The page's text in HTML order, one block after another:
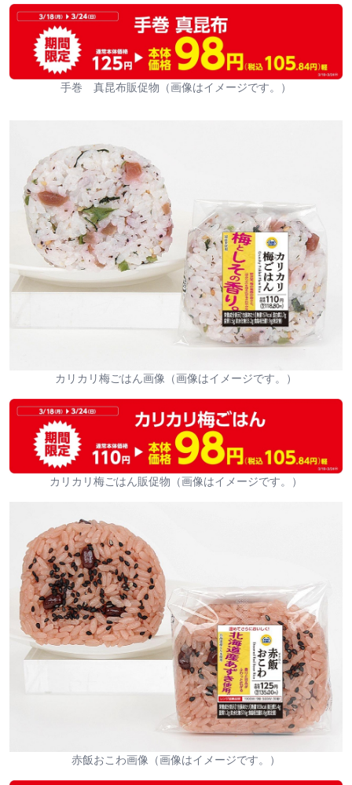
手巻 真昆布販促物（画像はイメージです。）
カリカリ梅ごはん画像（画像はイメージです。）
カリカリ梅ごはん販促物（画像はイメージです。）
赤飯おこわ画像（画像はイメージです。）